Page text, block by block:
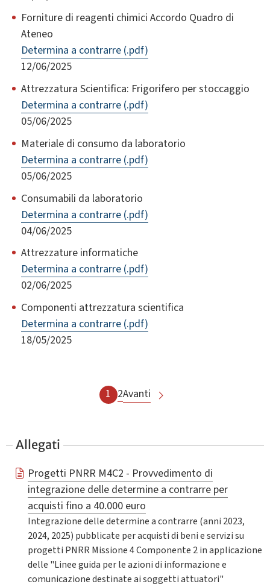
Forniture di reagenti chimici Accordo Quadro di
Ateneo
Determina a contrarre (.pdf)
12/06/2025
Attrezzatura Scientifica: Frigorifero per stoccaggio
Determina a contrarre (.pdf)
05/06/2025
Materiale di consumo da laboratorio
Determina a contrarre (.pdf)
05/06/2025
Consumabili da laboratorio
Determina a contrarre (.pdf)
04/06/2025
Attrezzature informatiche
Determina a contrarre (.pdf)
02/06/2025
Componenti attrezzatura scientifica
Determina a contrarre (.pdf)
18/05/2025
1 2Avanti
Allegati
Progetti PNRR M4C2 - Provvedimento di
integrazione delle determine a contrarre per
acquisti fino a 40.000 euro
Integrazione delle determine a contrarre (anni 2023,
2024, 2025) pubblicate per acquisti di beni e servizi su
progetti PNRR Missione 4 Componente 2 in applicazione
delle "Linee guida per le azioni di informazione e
comunicazione destinate ai soggetti attuatori"